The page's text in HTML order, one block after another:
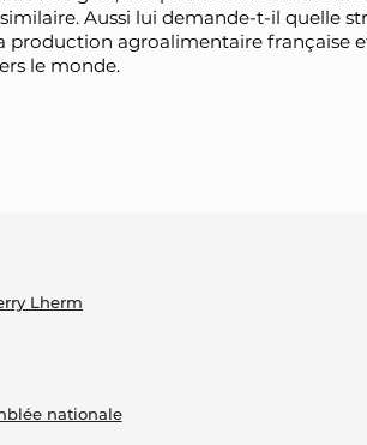
Aussi lui demande-t-il quelle
production agroalimentaire française
le monde.
Lherm
nationale